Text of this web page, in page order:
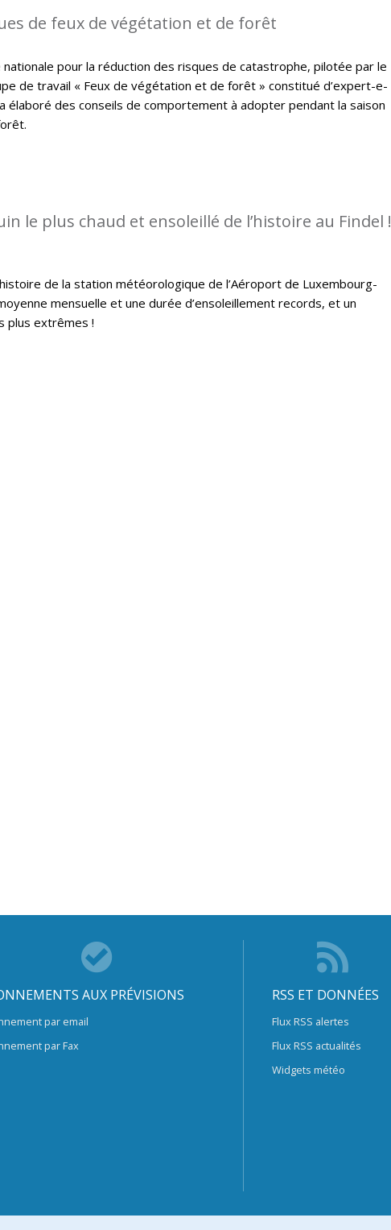
de feux de végétation et de forêt
pour la réduction des risques de catastrophe, pilotée par le
de travail « Feux de végétation et de forêt » constitué d’expert-e-
des conseils de comportement à adopter pendant la saison
le plus chaud et ensoleillé de l’histoire au Findel !
de la station météorologique de l’Aéroport de Luxembourg-
mensuelle et une durée d’ensoleillement records, et un
plus extrêmes !
AUX PRÉVISIONS
par email
par Fax
RSS ET DONNÉES
Flux RSS alertes
Flux RSS actualités
Widgets météo